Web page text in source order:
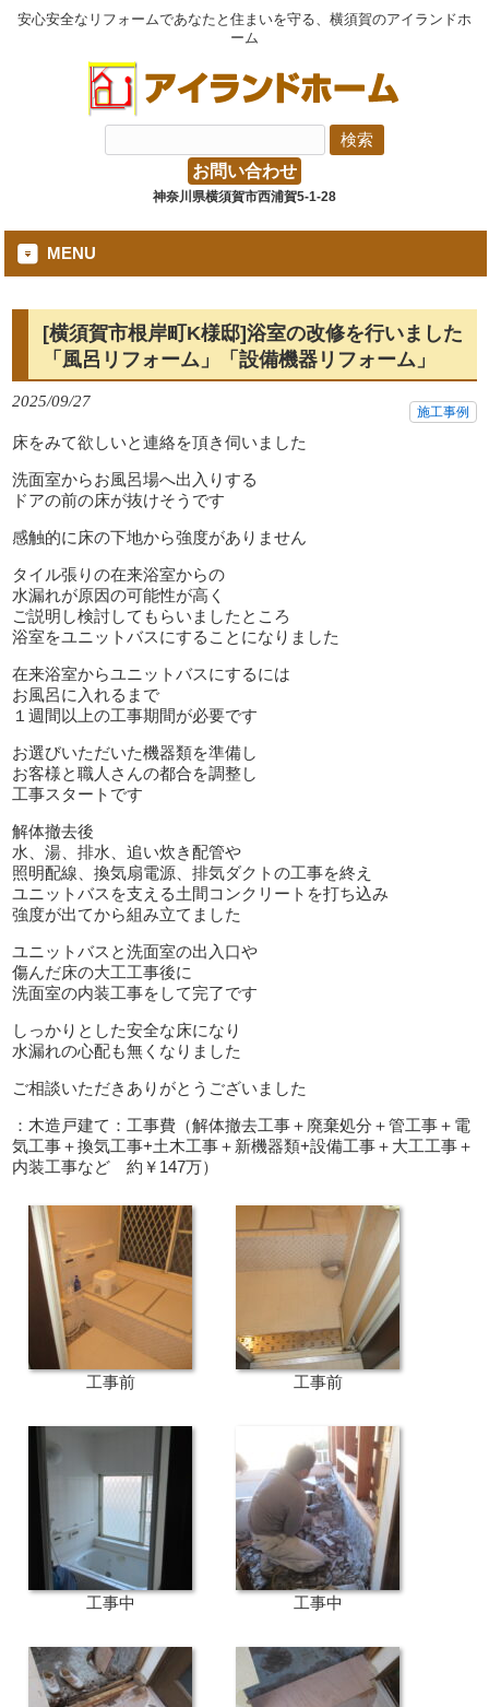
安心安全なリフォームであなたと住まいを守る、横須賀のアイランドホ
ーム
お問い合わせ
神奈川県横須賀市西浦賀5-1-28
MENU
[横須賀市根岸町K様邸]浴室の改修を行いました
「風呂リフォーム」「設備機器リフォーム」
2025/09/27
施工事例
床をみて欲しいと連絡を頂き伺いました
洗面室からお風呂場へ出入りする
ドアの前の床が抜けそうです
感触的に床の下地から強度がありません
タイル張りの在来浴室からの
水漏れが原因の可能性が高く
ご説明し検討してもらいましたところ
浴室をユニットバスにすることになりました
在来浴室からユニットバスにするには
お風呂に入れるまで
１週間以上の工事期間が必要です
お選びいただいた機器類を準備し
お客様と職人さんの都合を調整し
工事スタートです
解体撤去後
水、湯、排水、追い炊き配管や
照明配線、換気扇電源、排気ダクトの工事を終え
ユニットバスを支える土間コンクリートを打ち込み
強度が出てから組み立てました
ユニットバスと洗面室の出入口や
傷んだ床の大工工事後に
洗面室の内装工事をして完了です
しっかりとした安全な床になり
水漏れの心配も無くなりました
ご相談いただきありがとうございました
：木造戸建て：工事費（解体撤去工事＋廃棄処分＋管工事＋電
気工事＋換気工事+土木工事＋新機器類+設備工事＋大工工事＋
内装工事など 約￥147万）
工事前 工事前
工事中 工事中